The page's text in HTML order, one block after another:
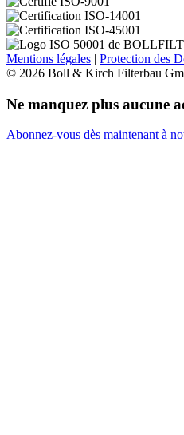
Mentions légales | Protection des
© 2026 Boll & Kirch Filterbau
Ne manquez plus aucune
Abonnez-vous dès maintenant à